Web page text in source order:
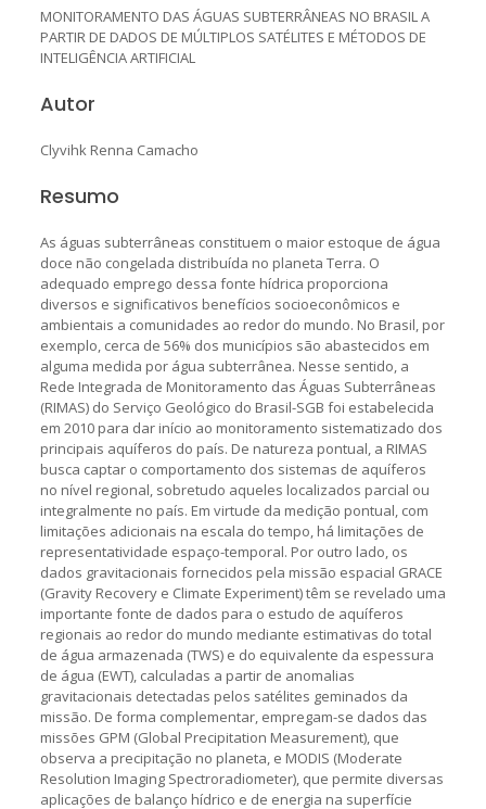
MONITORAMENTO DAS ÁGUAS SUBTERRÂNEAS NO BRASIL A
PARTIR DE DADOS DE MÚLTIPLOS SATÉLITES E MÉTODOS DE
INTELIGÊNCIA ARTIFICIAL
Autor
Clyvihk Renna Camacho
Resumo
As águas subterrâneas constituem o maior estoque de água
doce não congelada distribuída no planeta Terra. O
adequado emprego dessa fonte hídrica proporciona
diversos e significativos benefícios socioeconômicos e
ambientais a comunidades ao redor do mundo. No Brasil, por
exemplo, cerca de 56% dos municípios são abastecidos em
alguma medida por água subterrânea. Nesse sentido, a
Rede Integrada de Monitoramento das Águas Subterrâneas
(RIMAS) do Serviço Geológico do Brasil-SGB foi estabelecida
em 2010 para dar início ao monitoramento sistematizado dos
principais aquíferos do país. De natureza pontual, a RIMAS
busca captar o comportamento dos sistemas de aquíferos
no nível regional, sobretudo aqueles localizados parcial ou
integralmente no país. Em virtude da medição pontual, com
limitações adicionais na escala do tempo, há limitações de
representatividade espaço-temporal. Por outro lado, os
dados gravitacionais fornecidos pela missão espacial GRACE
(Gravity Recovery e Climate Experiment) têm se revelado uma
importante fonte de dados para o estudo de aquíferos
regionais ao redor do mundo mediante estimativas do total
de água armazenada (TWS) e do equivalente da espessura
de água (EWT), calculadas a partir de anomalias
gravitacionais detectadas pelos satélites geminados da
missão. De forma complementar, empregam-se dados das
missões GPM (Global Precipitation Measurement), que
observa a precipitação no planeta, e MODIS (Moderate
Resolution Imaging Spectroradiometer), que permite diversas
aplicações de balanço hídrico e de energia na superfície